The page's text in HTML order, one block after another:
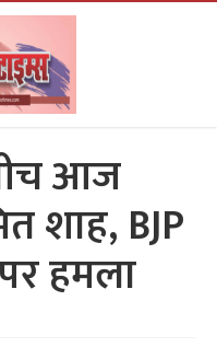
आज
शाह, BJP
हमला